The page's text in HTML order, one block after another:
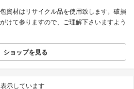
資材はリサイクル品を使用致します。破損
けて参りますので、ご理解下さいますよう
ショップを見る
示しています